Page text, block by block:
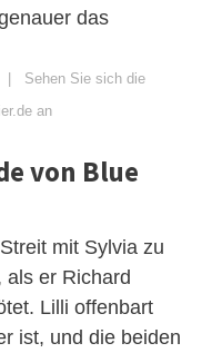
das
| Sehen Sie sich die
an
von Blue
mit Sylvia zu
als er Richard
Lilli offenbart
ist, und die beiden